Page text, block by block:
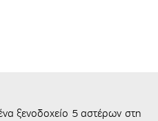
ξενοδοχείο 5 αστέρων στη